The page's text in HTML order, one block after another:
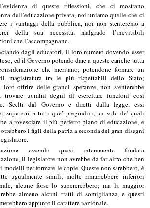
di queste riflessioni, che ci mostrano
dell’educazione privata, noi uniamo quelle che ci
i vantaggi della pubblica, noi non stenteremo a
della sua necessità, malgrado l’inevitabili
che l’accompagnano.
dagli educatori, il loro numero dovendo esser
ed il Governo potendo dare a queste cariche tutta
che meritano; potendone formare un
magistratura tra le più rispettabili dello Stato;
loro offrire delle grandi speranze, non stenterebbe
trovare uomini degni di esercitare funzioni così
Scelti dal Governo e diretti dalla legge, essi
superiori a tutti que’ pregiudizi, un solo de' quali
a rovesciare il più perfetto piano di educazione, e
i figli della patria a seconda dei gran disegni
essendo quasi interamente fondata
il legislatore non avrebbe da far altro che ben
modelli per formare le copie. Queste non sarebbero, è
ugualmente simili; molte rimarrebbero inferiori
alcune forse lo supererebbero; ma la maggior
almeno alcuni tratti di somiglianza, e questi
appunto il carattere nazionale.